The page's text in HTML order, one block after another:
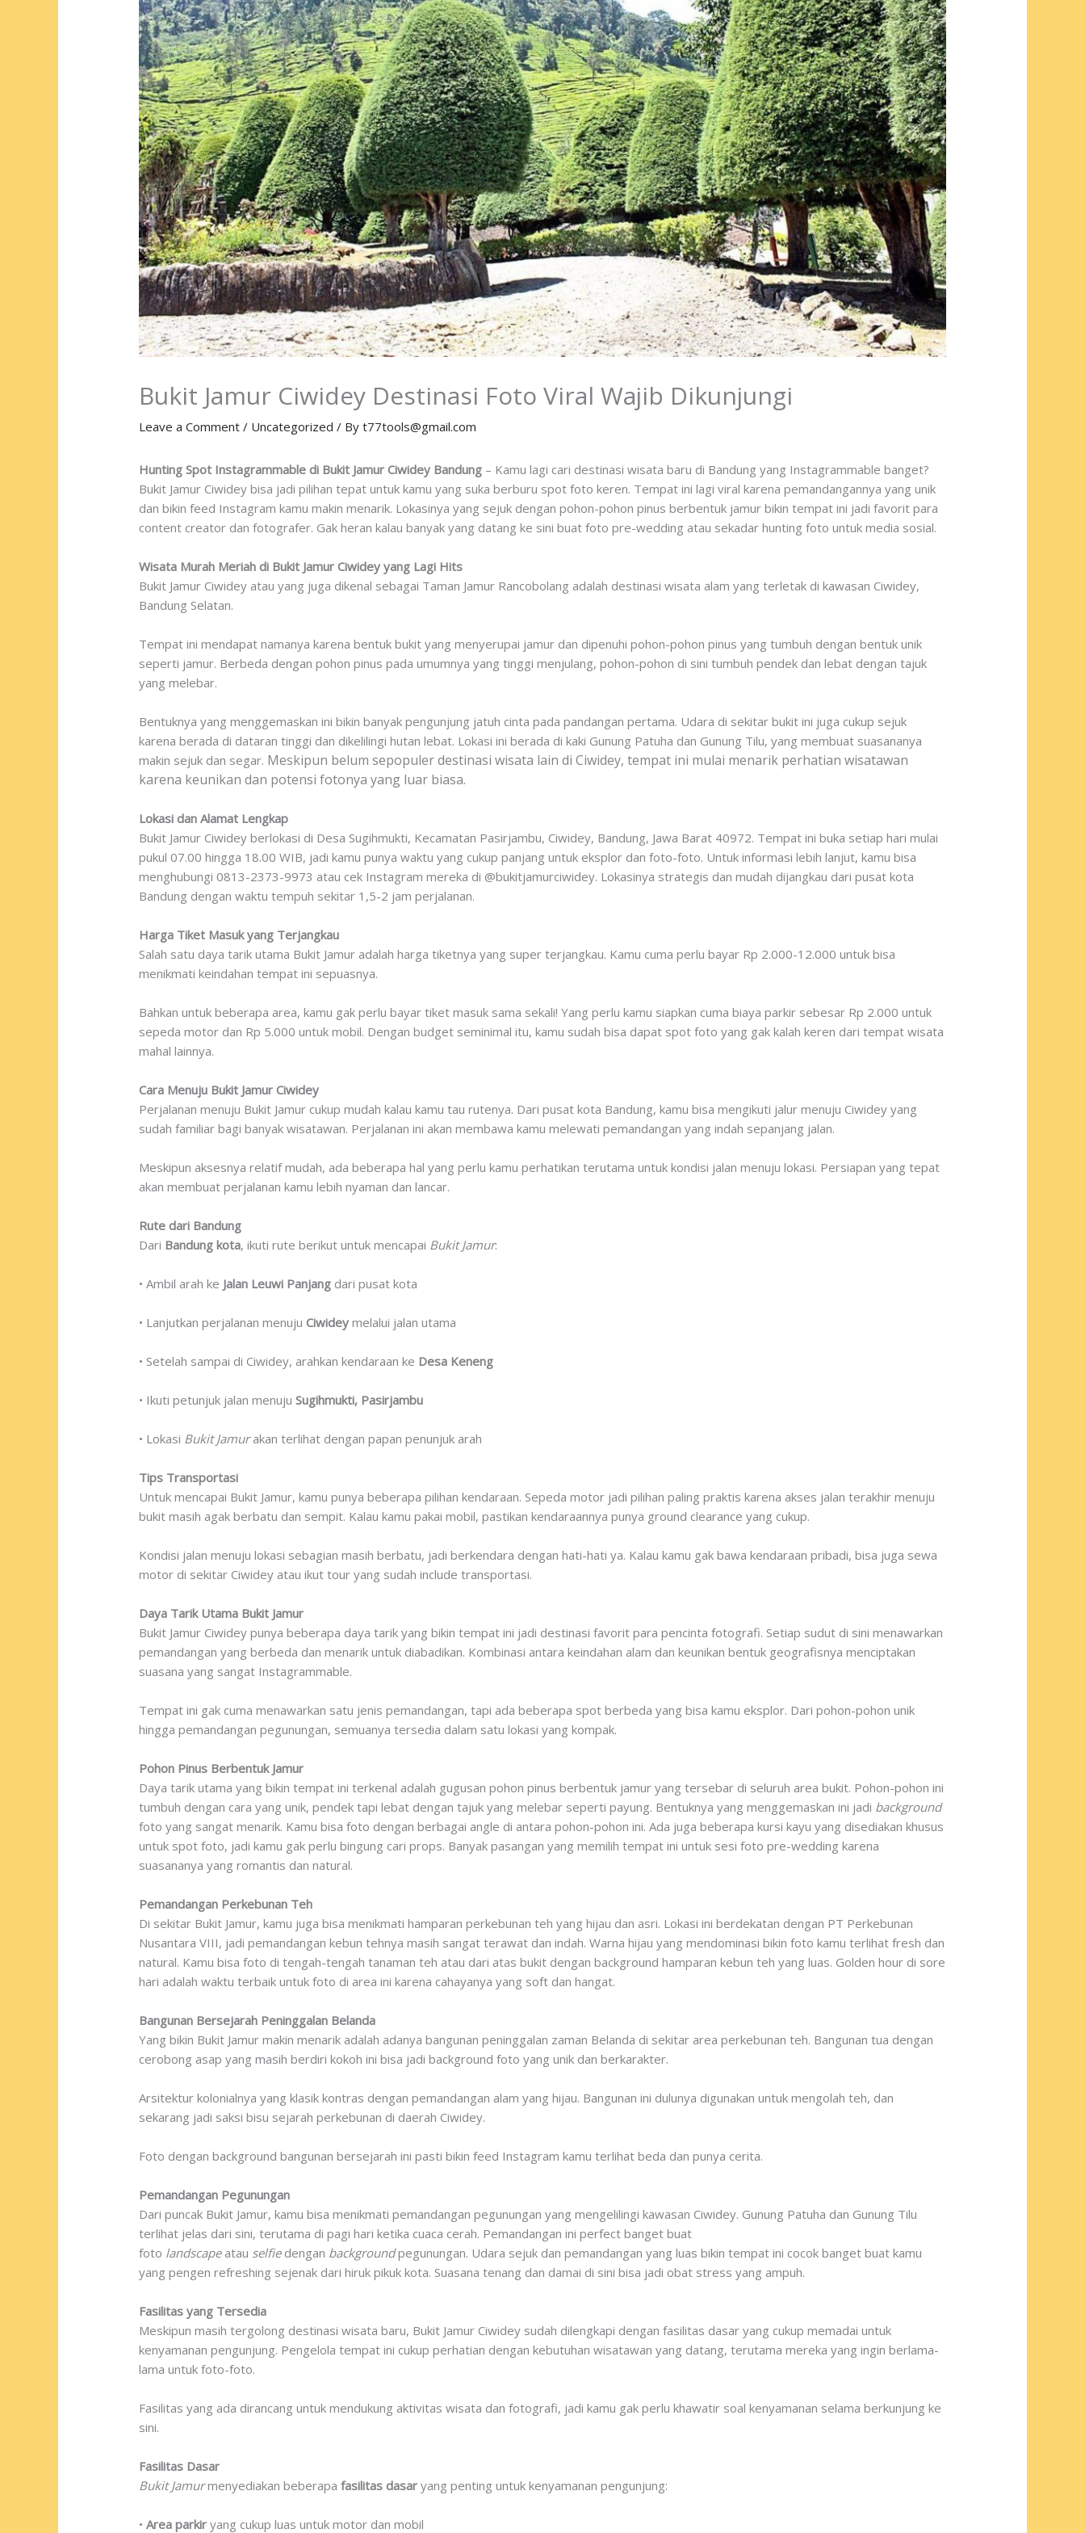
Bukit Jamur Ciwidey Destinasi Foto Viral Wajib Dikunjungi
Leave a Comment / Uncategorized / Byt77tools@gmail.com
Hunting Spot Instagrammable di Bukit Jamur Ciwidey Bandung – Kamu lagi cari destinasi wisata baru di Bandung yang Instagrammable banget?
Bukit Jamur Ciwidey bisa jadi pilihan tepat untuk kamu yang suka berburu spot foto keren. Tempat ini lagi viral karena pemandangannya yang unik
dan bikin feed Instagram kamu makin menarik. Lokasinya yang sejuk dengan pohon-pohon pinus berbentuk jamur bikin tempat ini jadi favorit para
content creator dan fotografer. Gak heran kalau banyak yang datang ke sini buat foto pre-wedding atau sekadar hunting foto untuk media sosial.
Wisata Murah Meriah di Bukit Jamur Ciwidey yang Lagi Hits
Bukit Jamur Ciwidey atau yang juga dikenal sebagai Taman Jamur Rancobolang adalah destinasi wisata alam yang terletak di kawasan Ciwidey,
Bandung Selatan.
Tempat ini mendapat namanya karena bentuk bukit yang menyerupai jamur dan dipenuhi pohon-pohon pinus yang tumbuh dengan bentuk unik
seperti jamur. Berbeda dengan pohon pinus pada umumnya yang tinggi menjulang, pohon-pohon di sini tumbuh pendek dan lebat dengan tajuk
yang melebar.
Bentuknya yang menggemaskan ini bikin banyak pengunjung jatuh cinta pada pandangan pertama. Udara di sekitar bukit ini juga cukup sejuk
karena berada di dataran tinggi dan dikelilingi hutan lebat. Lokasi ini berada di kaki Gunung Patuha dan Gunung Tilu, yang membuat suasananya
makin sejuk dan segar. Meskipun belum sepopuler destinasi wisata lain di Ciwidey, tempat ini mulai menarik perhatian wisatawan
karena keunikan dan potensi fotonya yang luar biasa.
Lokasi dan Alamat Lengkap
Bukit Jamur Ciwidey berlokasi di Desa Sugihmukti, Kecamatan Pasirjambu, Ciwidey, Bandung, Jawa Barat 40972. Tempat ini buka setiap hari mulai
pukul 07.00 hingga 18.00 WIB, jadi kamu punya waktu yang cukup panjang untuk eksplor dan foto-foto. Untuk informasi lebih lanjut, kamu bisa
menghubungi 0813-2373-9973 atau cek Instagram mereka di @bukitjamurciwidey. Lokasinya strategis dan mudah dijangkau dari pusat kota
Bandung dengan waktu tempuh sekitar 1,5-2 jam perjalanan.
Harga Tiket Masuk yang Terjangkau
Salah satu daya tarik utama Bukit Jamur adalah harga tiketnya yang super terjangkau. Kamu cuma perlu bayar Rp 2.000-12.000 untuk bisa
menikmati keindahan tempat ini sepuasnya.
Bahkan untuk beberapa area, kamu gak perlu bayar tiket masuk sama sekali! Yang perlu kamu siapkan cuma biaya parkir sebesar Rp 2.000 untuk
sepeda motor dan Rp 5.000 untuk mobil. Dengan budget seminimal itu, kamu sudah bisa dapat spot foto yang gak kalah keren dari tempat wisata
mahal lainnya.
Cara Menuju Bukit Jamur Ciwidey
Perjalanan menuju Bukit Jamur cukup mudah kalau kamu tau rutenya. Dari pusat kota Bandung, kamu bisa mengikuti jalur menuju Ciwidey yang
sudah familiar bagi banyak wisatawan. Perjalanan ini akan membawa kamu melewati pemandangan yang indah sepanjang jalan.
Meskipun aksesnya relatif mudah, ada beberapa hal yang perlu kamu perhatikan terutama untuk kondisi jalan menuju lokasi. Persiapan yang tepat
akan membuat perjalanan kamu lebih nyaman dan lancar.
Rute dari Bandung
Dari Bandung kota, ikuti rute berikut untuk mencapai Bukit Jamur:
• Ambil arah ke Jalan Leuwi Panjang dari pusat kota
• Lanjutkan perjalanan menujuCiwidey melalui jalan utama
• Setelah sampai di Ciwidey, arahkan kendaraan ke Desa Keneng
• Ikuti petunjuk jalan menujuSugihmukti, Pasirjambu
• Lokasi Bukit Jamurakan terlihat dengan papan penunjuk arah
Tips Transportasi
Untuk mencapai Bukit Jamur, kamu punya beberapa pilihan kendaraan. Sepeda motor jadi pilihan paling praktis karena akses jalan terakhir menuju
bukit masih agak berbatu dan sempit. Kalau kamu pakai mobil, pastikan kendaraannya punya ground clearance yang cukup.
Kondisi jalan menuju lokasi sebagian masih berbatu, jadi berkendara dengan hati-hati ya. Kalau kamu gak bawa kendaraan pribadi, bisa juga sewa
motor di sekitar Ciwidey atau ikut tour yang sudah include transportasi.
Daya Tarik Utama Bukit Jamur
Bukit Jamur Ciwidey punya beberapa daya tarik yang bikin tempat ini jadi destinasi favorit para pencinta fotografi. Setiap sudut di sini menawarkan
pemandangan yang berbeda dan menarik untuk diabadikan. Kombinasi antara keindahan alam dan keunikan bentuk geografisnya menciptakan
suasana yang sangat Instagrammable.
Tempat ini gak cuma menawarkan satu jenis pemandangan, tapi ada beberapa spot berbeda yang bisa kamu eksplor. Dari pohon-pohon unik
hingga pemandangan pegunungan, semuanya tersedia dalam satu lokasi yang kompak.
Pohon Pinus Berbentuk Jamur
Daya tarik utama yang bikin tempat ini terkenal adalah gugusan pohon pinus berbentuk jamur yang tersebar di seluruh area bukit. Pohon-pohon ini
tumbuh dengan cara yang unik, pendek tapi lebat dengan tajuk yang melebar seperti payung. Bentuknya yang menggemaskan ini jadi background
foto yang sangat menarik. Kamu bisa foto dengan berbagai angle di antara pohon-pohon ini. Ada juga beberapa kursi kayu yang disediakan khusus
untuk spot foto, jadi kamu gak perlu bingung cari props. Banyak pasangan yang memilih tempat ini untuk sesi foto pre-wedding karena
suasananya yang romantis dan natural.
Pemandangan Perkebunan Teh
Di sekitar Bukit Jamur, kamu juga bisa menikmati hamparan perkebunan teh yang hijau dan asri. Lokasi ini berdekatan dengan PT Perkebunan
Nusantara VIII, jadi pemandangan kebun tehnya masih sangat terawat dan indah. Warna hijau yang mendominasi bikin foto kamu terlihat fresh dan
natural. Kamu bisa foto di tengah-tengah tanaman teh atau dari atas bukit dengan background hamparan kebun teh yang luas. Golden hour di sore
hari adalah waktu terbaik untuk foto di area ini karena cahayanya yang soft dan hangat.
Bangunan Bersejarah Peninggalan Belanda
Yang bikin Bukit Jamur makin menarik adalah adanya bangunan peninggalan zaman Belanda di sekitar area perkebunan teh. Bangunan tua dengan
cerobong asap yang masih berdiri kokoh ini bisa jadi background foto yang unik dan berkarakter.
Arsitektur kolonialnya yang klasik kontras dengan pemandangan alam yang hijau. Bangunan ini dulunya digunakan untuk mengolah teh, dan
sekarang jadi saksi bisu sejarah perkebunan di daerah Ciwidey.
Foto dengan background bangunan bersejarah ini pasti bikin feed Instagram kamu terlihat beda dan punya cerita.
Pemandangan Pegunungan
Dari puncak Bukit Jamur, kamu bisa menikmati pemandangan pegunungan yang mengelilingi kawasan Ciwidey. Gunung Patuha dan Gunung Tilu
terlihat jelas dari sini, terutama di pagi hari ketika cuaca cerah. Pemandangan ini perfect banget buat
foto landscapeatau selfiedengan backgroundpegunungan. Udara sejuk dan pemandangan yang luas bikin tempat ini cocok banget buat kamu
yang pengen refreshing sejenak dari hiruk pikuk kota. Suasana tenang dan damai di sini bisa jadi obat stress yang ampuh.
Fasilitas yang Tersedia
Meskipun masih tergolong destinasi wisata baru, Bukit Jamur Ciwidey sudah dilengkapi dengan fasilitas dasar yang cukup memadai untuk
kenyamanan pengunjung. Pengelola tempat ini cukup perhatian dengan kebutuhan wisatawan yang datang, terutama mereka yang ingin berlama-
lama untuk foto-foto.
Fasilitas yang ada dirancang untuk mendukung aktivitas wisata dan fotografi, jadi kamu gak perlu khawatir soal kenyamanan selama berkunjung ke
sini.
Fasilitas Dasar
Bukit Jamurmenyediakan beberapafasilitas dasar yang penting untuk kenyamanan pengunjung:
•Area parkir yang cukup luas untuk motor dan mobil